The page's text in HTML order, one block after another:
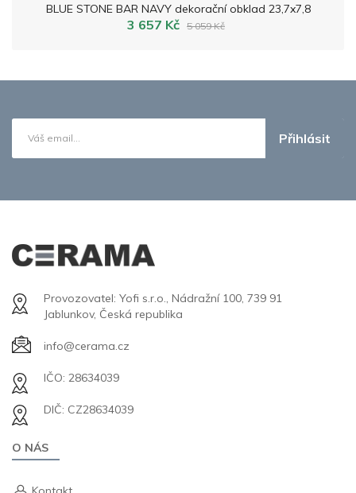
BLUE STONE BAR NAVY dekorační obklad 23,7x7,8
3 657 Kč 5 059 Kč
Přihlásit
Provozovatel: Yofi s.r.o., Nádražní 100, 739 91
Jablunkov, Česká republika
info@cerama.cz
IČO: 28634039
DIČ: CZ28634039
O NÁS